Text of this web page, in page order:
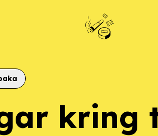
kring